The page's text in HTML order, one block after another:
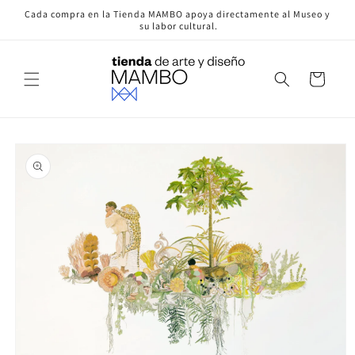
directamente
Cada compra en la Tienda MAMBO apoya directamente al Museo y
su labor cultural.
Carrito
a la
información